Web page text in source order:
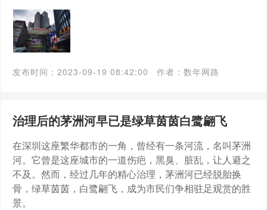
发布时间：2023-09-19 08:42:00 作者：数年网路
治理后的茅洲河早已是绿草茵茵白鹭翩飞
在深圳这座繁华都市的一角，曾经有一条河流，名叫茅洲
河。它曾是这座城市的一道伤疤，黑臭、脏乱，让人避之
不及。然而，经过几年的精心治理，茅洲河已经脱胎换
骨，绿草茵茵，白鹭翩飞，成为市民们争相驻足观赏的胜
景。